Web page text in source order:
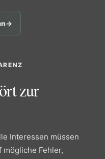
→
zur
Interessen müssen
Fehler,